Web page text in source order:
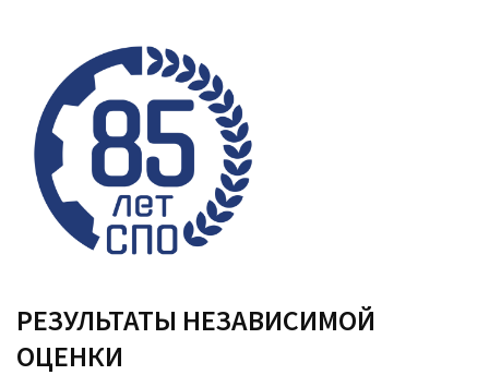
РЕЗУЛЬТАТЫ НЕЗАВИСИМОЙ
ОЦЕНКИ